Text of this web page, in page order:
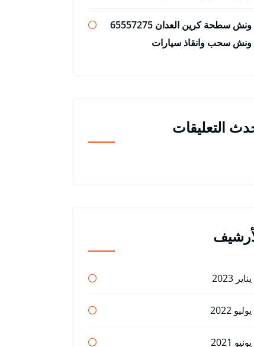
ونش سطحة كرين العدان 65557275
ونش سحب وانقاذ سيارات
التعليقات
يناير 2023
يوليو 2022
يونيو 2021